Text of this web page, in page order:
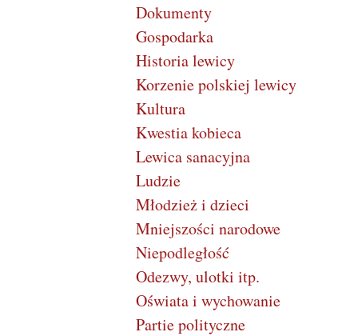
Dokumenty
Gospodarka
Historia lewicy
Korzenie polskiej lewicy
Kultura
Kwestia kobieca
Lewica sanacyjna
Ludzie
Młodzież i dzieci
Mniejszości narodowe
Niepodległość
Odezwy, ulotki itp.
Oświata i wychowanie
Partie polityczne